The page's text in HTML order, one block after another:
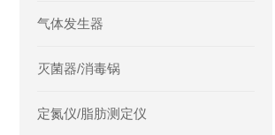
气体发生器
灭菌器/消毒锅
定氮仪/脂肪测定仪